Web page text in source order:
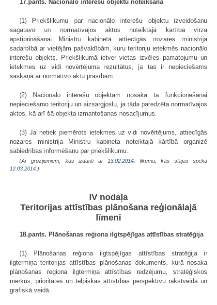
17.pants. Nacionālo interešu objektu noteikšana
(1) Priekšlikumu par nacionālo interešu objektu izveidošanu
sagatavo un normatīvajos aktos noteiktajā kārtībā virza
apstiprināšanai Ministru kabinetā attiecīgās nozares ministrija
sadarbībā ar vietējām pašvaldībām, kuru teritoriju ietekmēs nacionālo
interešu objekts. Priekšlikumā ietver vietas izvēles pamatojumu un
ietekmes uz vidi novērtējuma rezultātus, ja tas ir nepieciešams
saskaņā ar normatīvo aktu prasībām.
(2) Nacionālo interešu objektam nosaka tā funkcionēšanai
nepieciešamo teritoriju un aizsargjoslu, ja tāda paredzēta normatīvajos
aktos, kā arī šā objekta izmantošanas nosacījumus.
(3) Ja netiek piemērots ietekmes uz vidi novērtējums, attiecīgās
nozares ministrija Ministru kabineta noteiktajā kārtībā organizē
sabiedrības informēšanu par priekšlikumu.
(Ar grozījumiem, kas izdarīti ar13.02.2014. likumu, kas stājas spēkā
12.03.2014.)
IV nodaļa
Teritorijas attīstības plānošana reģionālajā
līmenī
18.pants. Plānošanas reģiona ilgtspējīgas attīstības stratēģija
(1) Plānošanas reģiona ilgtspējīgas attīstības stratēģija ir
ilgtermiņa teritorijas attīstības plānošanas dokuments, kurā nosaka
plānošanas reģiona ilgtermiņa attīstības redzējumu, stratēģiskos
mērķus, prioritātes un telpiskās attīstības perspektīvu rakstveidā un
grafiskā veidā.